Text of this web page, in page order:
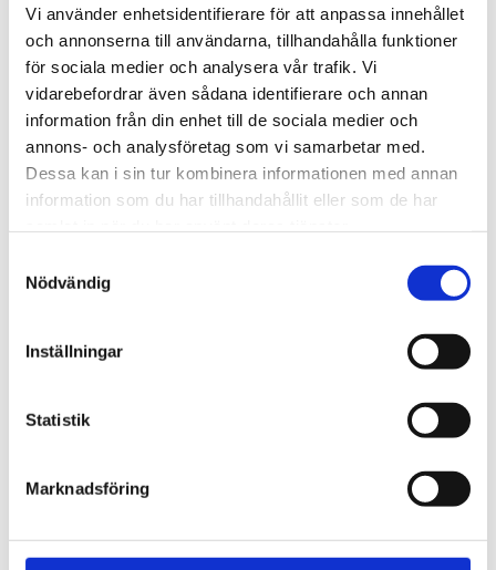
Vi använder enhetsidentifierare för att anpassa innehållet
och annonserna till användarna, tillhandahålla funktioner
för sociala medier och analysera vår trafik. Vi
vidarebefordrar även sådana identifierare och annan
information från din enhet till de sociala medier och
annons- och analysföretag som vi samarbetar med.
Dessa kan i sin tur kombinera informationen med annan
information som du har tillhandahållit eller som de har
Nödvändig
Inställningar
Statistik
Marknadsföring
Tengbomin ehdotuksen keskiössä luonto, valo
Tengbom osallistui kilpailuun ”Berget”-
Hanna Koskela
LaaksonenjaCaterina Casagrande.